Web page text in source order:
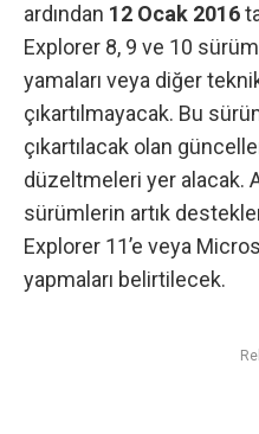
ardından 12 Ocak 2016
Explorer 8, 9 ve 10
yamaları veya diğer
çıkartılmayacak. Bu
çıkartılacak olan
düzeltmeleri yer alacak.
sürümlerin artık
Explorer 11’e veya
yapmaları belirtilecek.